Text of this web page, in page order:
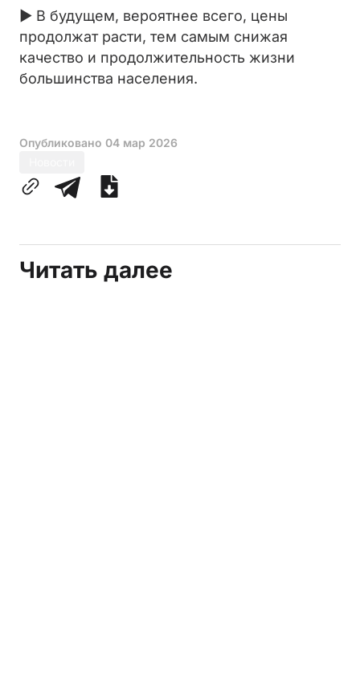
► В будущем, вероятнее всего, цены
продолжат расти, тем самым снижая
качество и продолжительность жизни
большинства населения.
Опубликовано 04 мар 2026
Читать далее